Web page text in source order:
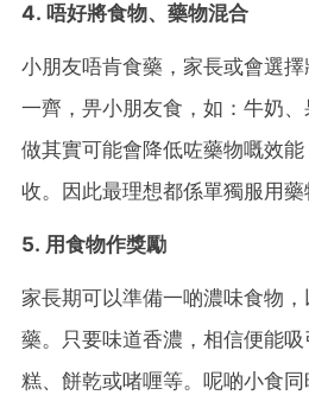
4. 唔好將食物、藥物混合
小朋友唔肯食藥，家長或會選
一齊，畀小朋友食，如：牛奶
做其實可能會降低咗藥物嘅效
收。因此最理想都係單獨服用藥
5. 用食物作獎勵
家長期可以準備一啲濃味食物
藥。只要味道香濃，相信便能
糕、餅乾或啫喱等。呢啲小食